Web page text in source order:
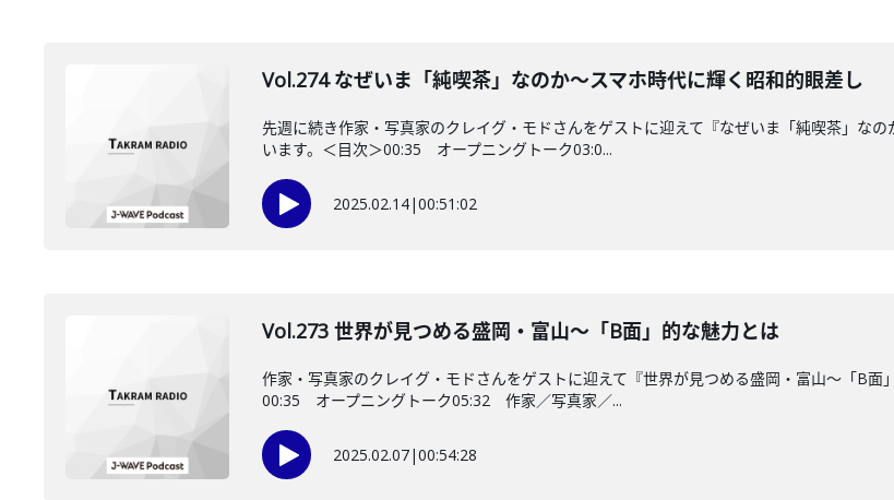
Vol.274 なぜいま「純喫茶」なのか～スマホ時代に輝く昭和的眼差し
先週に続き作家・写真家のクレイグ・モドさんをゲストに迎えて『なぜいま「純喫茶」な
います。＜目次＞00:35 オープニングトーク03:0...
2025.02.14|00:51:02
Vol.273 世界が見つめる盛岡・富山～「B面」的な魅力とは
作家・写真家のクレイグ・モドさんをゲストに迎えて『世界が見つめる盛岡・富山～「B
00:35 オープニングトーク05:32 作家／写真家／...
2025.02.07|00:54:28